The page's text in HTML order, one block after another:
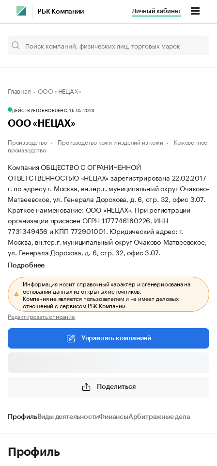
РБК Компании Личный кабинет
Главная ООО «НЕЦАХ»
ДЕЙСТВУЕТОБНОВЛЕНО, 16.05.2023
ООО «НЕЦАХ»
Производство Производство кожи и изделий из кожи
Кожевенное
производство
Компания ОБЩЕСТВО С ОГРАНИЧЕННОЙ
ОТВЕТСТВЕННОСТЬЮ «НЕЦАХ» зарегистрирована 22.02.2017
г. по адресу г. Москва, вн.тер.г. муниципальный округ Очаково-
Матвеевское, ул. Генерала Дорохова, д. 6, стр. 32, офис 3.07.
Краткое наименование: ООО «НЕЦАХ». При регистрации
организации присвоен ОГРН 1177746180226, ИНН
7731349456 и КПП 772901001. Юридический адрес: г.
Москва, вн.тер.г. муниципальный округ Очаково-Матвеевское,
ул. Генерала Дорохова, д. 6, стр. 32, офис 3.07.
Подробнее
Информация носит справочный характер и сгенерирована на
основании данных из открытых источников.
Компания не является пользователем и не имеет деловых
отношений с сервисом РБК Компании.
Редактировать описание
Управлять компанией
Поделиться
ПрофильВиды деятельностиФинансыАрбитражные дела
Профиль